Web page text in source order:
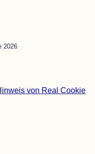
2026
von Real Cookie